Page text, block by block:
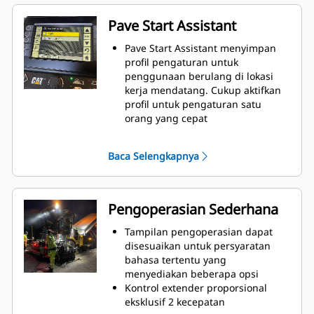
hambatan
Ekstensi yang simpel dan
dibautkan menawarkan lebar
pengerasan jalan maksimum 7,64
m (25')
Pave Start Assistant
Pave Start Assistant menyimpan
profil pengaturan untuk
penggunaan berulang di lokasi
kerja mendatang. Cukup aktifkan
profil untuk pengaturan satu
orang yang cepat
derek, temperatur panas screed,
kecepatan pengerasan jalan, lebar
pengerasan jalan, kedalaman
pengerasan jalan, crown, tinggi
extender (opsi daya), screed assist,
dan fitur penguncian screed
Fitur pengaturan terletak di
tampilan screed kiri dan juga
dapat dilihat melalui tampilan
screed kanan dan tampilan traktor
Baca Selengkapnya
Pengoperasian Sederhana
Tampilan pengoperasian dapat
disesuaikan untuk persyaratan
bahasa tertentu yang
menyediakan beberapa opsi
Kontrol extender proporsional
eksklusif 2 kecepatan